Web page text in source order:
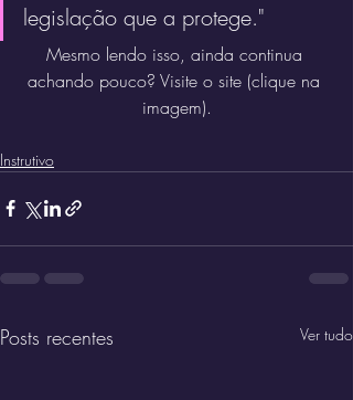
legislação que a protege."
Mesmo lendo isso, ainda continua
achando pouco? Visite o site (clique na
imagem).
Instrutivo
Posts recentes Ver tudo